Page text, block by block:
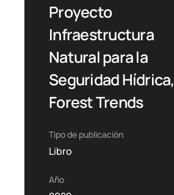
Proyecto
Infraestructura
Natural para la
Seguridad Hídrica,
Forest Trends
Tipo de publicación
Libro
Año